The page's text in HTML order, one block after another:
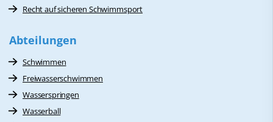
Recht auf sicheren Schwimmsport
Abteilungen
Schwimmen
Freiwasserschwimmen
Wasserspringen
Wasserball